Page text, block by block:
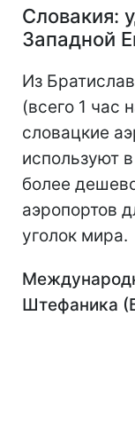
Словакия:
Западной
Из
(всего 1 час
словацкие
используют
более
аэропортов
уголок мира.
Штефаника